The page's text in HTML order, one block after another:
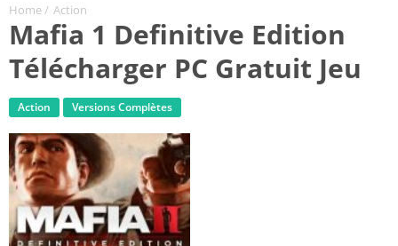
Home / Action
Mafia 1 Definitive Edition
Télécharger PC Gratuit Jeu
Action Versions Complètes